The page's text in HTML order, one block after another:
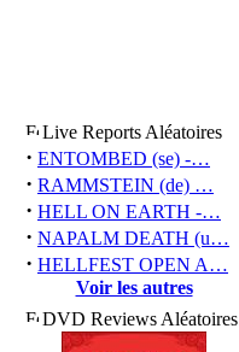
Live Reports Aléatoires
· ENTOMBED (se) -…
· RAMMSTEIN (de) …
· HELL ON EARTH -…
· NAPALM DEATH (u…
· HELLFEST OPEN A…
Voir les autres
DVD Reviews Aléatoires